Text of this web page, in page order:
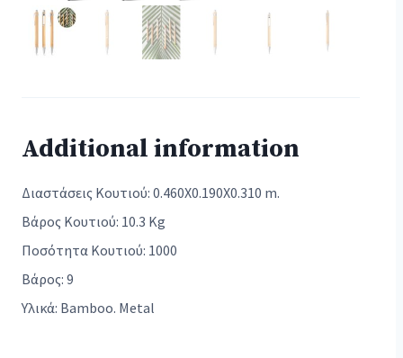
Additional information
Διαστάσεις Κουτιού: 0.460X0.190X0.310 m.
Βάρος Κουτιού: 10.3 Kg
Ποσότητα Κουτιού: 1000
Βάρος: 9
Υλικά: Bamboo. Metal